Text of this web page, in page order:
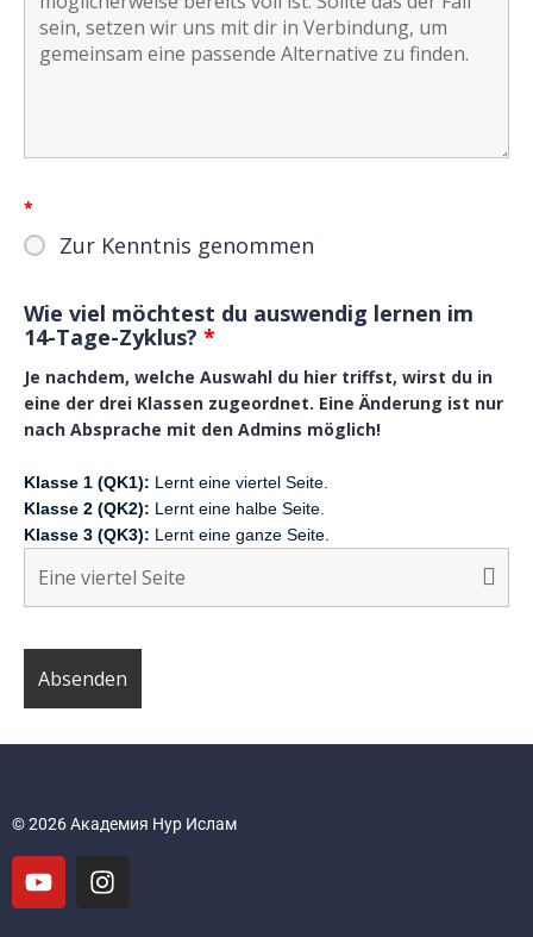
*
Zur Kenntnis genommen
Wie viel möchtest du auswendig lernen im
14-Tage-Zyklus? *
Je nachdem, welche Auswahl du hier triffst, wirst du in
eine der drei Klassen zugeordnet. Eine Änderung ist nur
nach Absprache mit den Admins möglich!
Klasse 1 (QK1): Lernt eine viertel Seite.
Klasse 2 (QK2): Lernt eine halbe Seite.
Klasse 3 (QK3): Lernt eine ganze Seite.
© 2026 Академия Нур Ислам